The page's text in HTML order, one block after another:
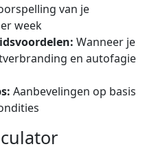
van je
week
Wanneer je
en autofagie
Aanbevelingen op basis